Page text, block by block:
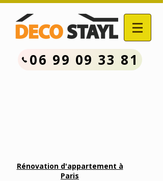
06 99 09 33 81
Rénovation d'appartement à
Paris